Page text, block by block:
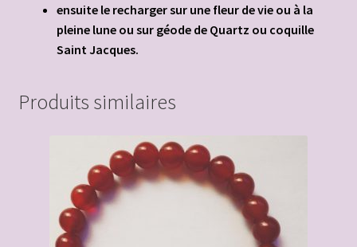
ensuite le recharger sur une fleur de vie ou à la
pleine lune ou sur géode de Quartz ou coquille
Saint Jacques.
Produits similaires